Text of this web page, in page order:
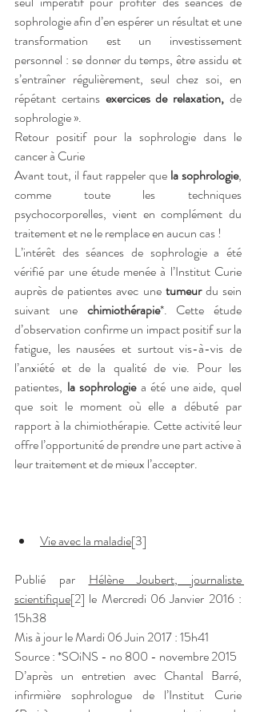
sophrologie afin d’en espérer un résultat et une
transformation est un investissement
personnel : se donner du temps, être assidu et
s’entraîner régulièrement, seul chez soi, en
répétant certains exercices de relaxation, de
sophrologie ».
Retour positif pour la sophrologie dans le
cancer à Curie
Avant tout, il faut rappeler que la sophrologie,
comme toute les techniques
psychocorporelles, vient en complément du
traitement et ne le remplace en aucun cas !
L’intérêt des séances de sophrologie a été
vérifié par une étude menée à l’Institut Curie
auprès de patientes avec une tumeur du sein
suivant une chimiothérapie*. Cette étude
d’observation confirme un impact positif sur la
fatigue, les nausées et surtout vis-à-vis de
l’anxiété et de la qualité de vie. Pour les
patientes, la sophrologie a été une aide, quel
que soit le moment où elle a débuté par
rapport à la chimiothérapie. Cette activité leur
offre l’opportunité de prendre une part active à
leur traitement et de mieux l’accepter.
Vie avec la maladie[3]
Publié par Hélène Joubert, journaliste
scientifique[2] le Mercredi 06 Janvier 2016 :
15h38
Mis à jour le Mardi 06 Juin 2017 : 15h41
Source : *SOiNS - no 800 - novembre 2015
D’après un entretien avec Chantal Barré,
infirmière sophrologue de l’Institut Curie